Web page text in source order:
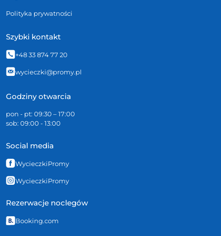
Polityka prywatności
Szybki kontakt
+48 33 874 77 20
wycieczki@promy.pl
Godziny otwarcia
pon - pt: 09:30 – 17:00
sob: 09:00 - 13:00
Social media
WycieczkiPromy
WycieczkiPromy
Rezerwacje noclegów
Booking.com